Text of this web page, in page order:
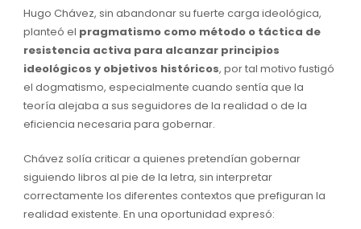
Hugo Chávez, sin abandonar su fuerte carga ideológica,
planteó el pragmatismo como método o táctica de
resistencia activa para alcanzar principios
ideológicos y objetivos históricos, por tal motivo fustigó
el dogmatismo, especialmente cuando sentía que la
teoría alejaba a sus seguidores de la realidad o de la
eficiencia necesaria para gobernar.
Chávez solía criticar a quienes pretendían gobernar
siguiendo libros al pie de la letra, sin interpretar
correctamente los diferentes contextos que prefiguran la
realidad existente. En una oportunidad expresó: